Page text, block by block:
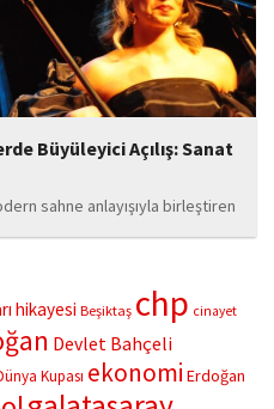
Büyüleyici Açılış: Sanat
sahne anlayışıyla birleştiren
İstanbul Ataşehir’de bulunan
gece, müzikal çeşitlilik
hikayesi Beşiktaş chp cinayet
Devlet Bahçeli
Kupası ekonomi Erdoğan